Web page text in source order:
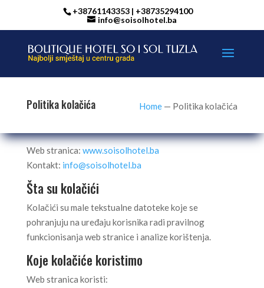
+38761143353 | +38735294100
info@soisolhotel.ba
Politika kolačića Home — Politika kolačića
Web stranica: www.soisolhotel.ba
Kontakt: info@soisolhotel.ba
Šta su kolačići
Kolačići su male tekstualne datoteke koje se
pohranjuju na uređaju korisnika radi pravilnog
funkcionisanja web stranice i analize korištenja.
Koje kolačiće koristimo
Web stranica koristi: